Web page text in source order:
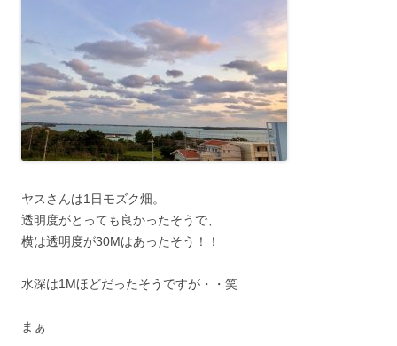
ヤスさんは1日モズク畑。
透明度がとっても良かったそうで、
横は透明度が30Mはあったそう！！
水深は1Mほどだったそうですが・・笑
まぁ